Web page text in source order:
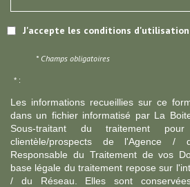
J'accepte les conditions d'utilisation
* Champs obligatoires
* :
Les informations recueillies sur ce
dans un fichier informatisé par La
Sous-traitant du traitement
clientèle/prospects de l'Agence /
Responsable du Traitement de vos
base légale du traitement repose sur
/ du Réseau. Elles sont